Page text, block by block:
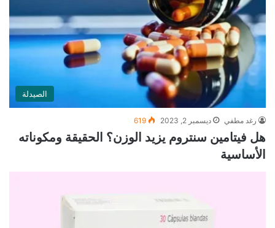
الصيدلة
رغد مطفي ديسمبر 2, 2023 619
هل فيتامين سنتروم يزيد الوزن؟ الحقيقة ومكوناته
الأساسية